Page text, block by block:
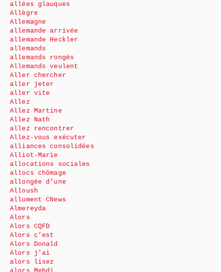
allées glauques
Allègre
Allemagne
allemande arrivée
allemande Heckler
allemands
allemands rongés
Allemands veulent
Aller chercher
aller jeter
aller vite
Allez
Allez Martine
Allez Nath
allez rencontrer
Allez-vous exécuter
alliances consolidées
Alliot-Marie
allocations sociales
allocs chômage
allongée d’une
Alloush
allument CNews
Almereyda
Alors
Alors CQFD
Alors c’est
Alors Donald
Alors j’ai
alors lisez